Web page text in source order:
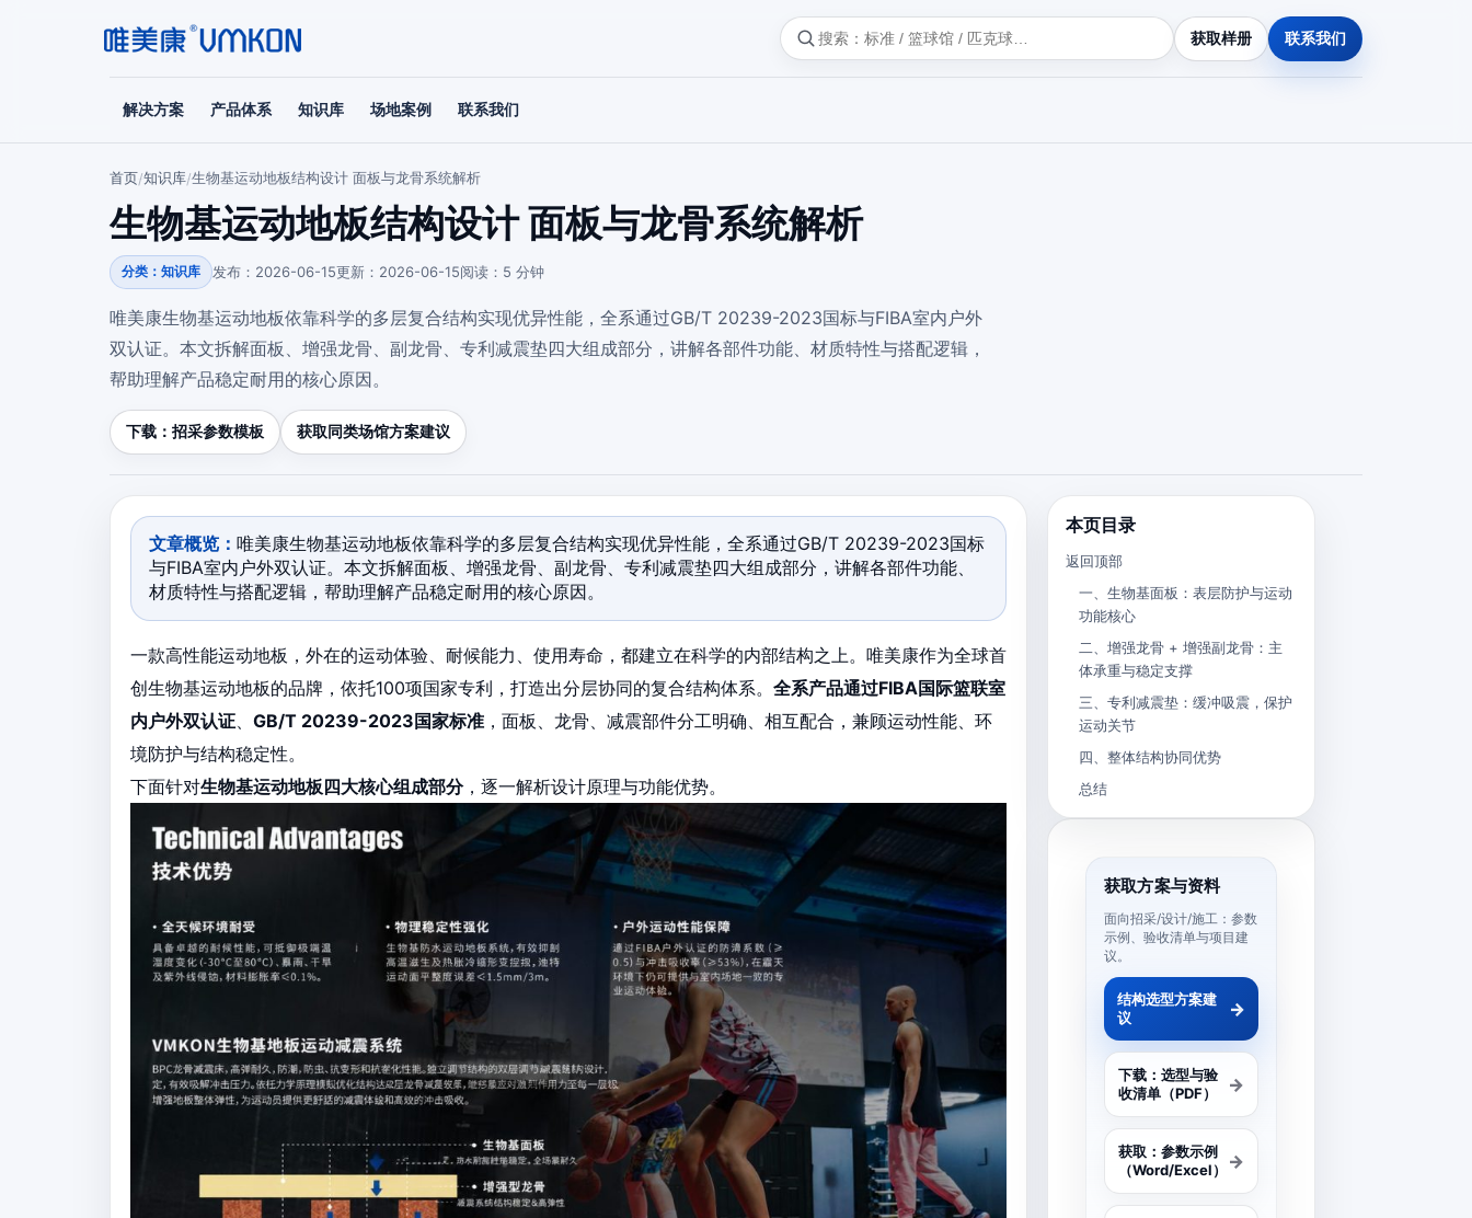
获取样册 联系我们
解决方案 产品体系 知识库 场地案例 联系我们
首页/知识库/生物基运动地板结构设计 面板与龙骨系统解析
生物基运动地板结构设计 面板与龙骨系统解析
分类：知识库 发布：2026-06-15更新：2026-06-15阅读：5 分钟
唯美康生物基运动地板依靠科学的多层复合结构实现优异性能，全系通过GB/T 20239-2023国标与FIBA室内户外
双认证。本文拆解面板、增强龙骨、副龙骨、专利减震垫四大组成部分，讲解各部件功能、材质特性与搭配逻辑，
帮助理解产品稳定耐用的核心原因。
下载：招采参数模板 获取同类场馆方案建议
文章概览： 唯美康生物基运动地板依靠科学的多层复合结构实现优异性能，全系通过GB/T 20239-2023国标
与FIBA室内户外双认证。本文拆解面板、增强龙骨、副龙骨、专利减震垫四大组成部分，讲解各部件功能、
材质特性与搭配逻辑，帮助理解产品稳定耐用的核心原因。
一款高性能运动地板，外在的运动体验、耐候能力、使用寿命，都建立在科学的内部结构之上。唯美康作为全球首
创生物基运动地板的品牌，依托100项国家专利，打造出分层协同的复合结构体系。 全系产品通过FIBA国际篮联室
内户外双认证、 GB/T 20239-2023国家标准 ，面板、龙骨、减震部件分工明确、相互配合，兼顾运动性能、环
境防护与结构稳定性。
下面针对生物基运动地板四大核心组成部分，逐一解析设计原理与功能优势。
本页目录
返回顶部
一、生物基面板：表层防护与运动
功能核心
二、增强龙骨 + 增强副龙骨：主
体承重与稳定支撑
三、专利减震垫：缓冲吸震，保护
运动关节
四、整体结构协同优势
总结
获取方案与资料
面向招采/设计/施工：参数
示例、验收清单与项目建
议。
结构选型方案建
议
→
下载：选型与验
收清单（PDF）
→
获取：参数示例
（Word/Excel）
→